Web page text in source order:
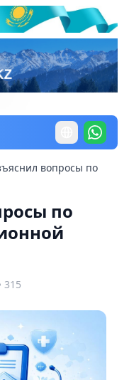
вопросы по
по
315